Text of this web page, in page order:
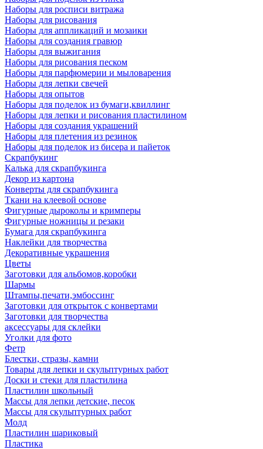
Наборы для росписи витража
Наборы для рисования
Наборы для аппликаций и мозаики
Наборы для создания гравюр
Наборы для выжигания
Наборы для рисования песком
Наборы для парфюмерии и мыловарения
Наборы для лепки свечей
Наборы для опытов
Наборы для поделок из бумаги,квиллинг
Наборы для лепки и рисования пластилином
Наборы для создания украшений
Наборы для плетения из резинок
Наборы для поделок из бисера и пайеток
Скрапбукинг
Калька для скрапбукинга
Декор из картона
Конверты для скрапбукинга
Ткани на клеевой основе
Фигурные дыроколы и кримперы
Фигурные ножницы и резаки
Бумага для скрапбукинга
Наклейки для творчества
Декоративные украшения
Цветы
Заготовки для альбомов,коробки
Шармы
Штампы,печати,эмбоссинг
Заготовки для открыток с конвертами
Заготовки для творчества
аксессуары для склейки
Уголки для фото
Фетр
Блестки, стразы, камни
Товары для лепки и скульптурных работ
Доски и стеки для пластилина
Пластилин школьный
Массы для лепки детские, песок
Массы для скульптурных работ
Молд
Пластилин шариковый
Пластика